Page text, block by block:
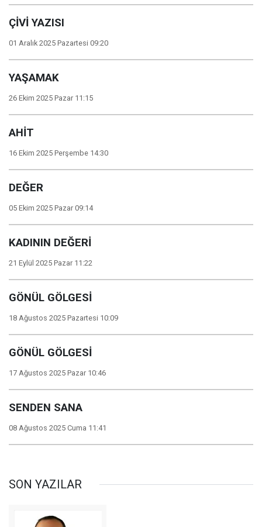
ÇİVİ YAZISI
01 Aralık 2025 Pazartesi 09:20
YAŞAMAK
26 Ekim 2025 Pazar 11:15
AHİT
16 Ekim 2025 Perşembe 14:30
DEĞER
05 Ekim 2025 Pazar 09:14
KADININ DEĞERİ
21 Eylül 2025 Pazar 11:22
GÖNÜL GÖLGESİ
18 Ağustos 2025 Pazartesi 10:09
GÖNÜL GÖLGESİ
17 Ağustos 2025 Pazar 10:46
SENDEN SANA
08 Ağustos 2025 Cuma 11:41
SON YAZILAR